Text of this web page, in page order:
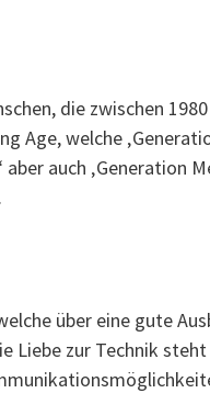
die zwischen
welche
auch ‚Generation
über eine gute
Liebe zur Technik